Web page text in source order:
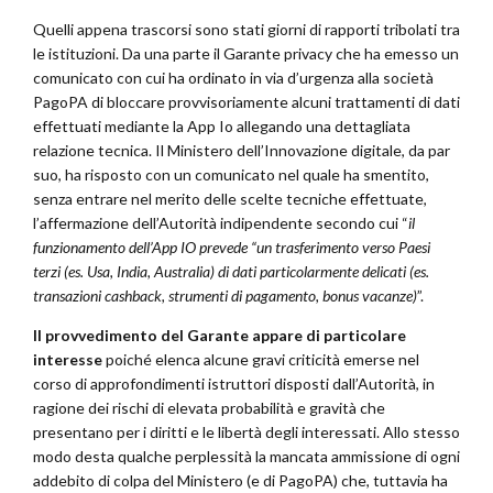
Quelli appena trascorsi sono stati giorni di rapporti tribolati tra
le istituzioni. Da una parte il Garante privacy che ha emesso un
comunicato con cui ha ordinato in via d’urgenza alla società
PagoPA di bloccare provvisoriamente alcuni trattamenti di dati
effettuati mediante la App Io allegando una dettagliata
relazione tecnica. Il Ministero dell’Innovazione digitale, da par
suo, ha risposto con un comunicato nel quale ha smentito,
senza entrare nel merito delle scelte tecniche effettuate,
l’affermazione dell’Autorità indipendente secondo cui “il
funzionamento dell’App IO prevede “un trasferimento verso Paesi
terzi (es. Usa, India, Australia) di dati particolarmente delicati (es.
transazioni cashback, strumenti di pagamento, bonus vacanze)”.
Il provvedimento del Garante appare di particolare
interessepoiché elenca alcune gravi criticità emerse nel
corso di approfondimenti istruttori disposti dall’Autorità, in
ragione dei rischi di elevata probabilità e gravità che
presentano per i diritti e le libertà degli interessati. Allo stesso
modo desta qualche perplessità la mancata ammissione di ogni
addebito di colpa del Ministero (e di PagoPA) che, tuttavia ha